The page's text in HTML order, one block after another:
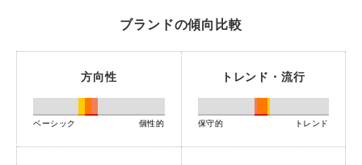
ブランドの傾向比較
方向性
ベーシック 個性的
トレンド・流行
保守的 トレンド